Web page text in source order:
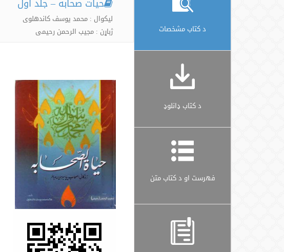
د کتاب مشخصات
د کتاب ډانلوډ
فهرست او د کتاب متن
لیکوال : محمد یوسف کاندهلوی
ژباړن : مجیب الرحمن رحیمی